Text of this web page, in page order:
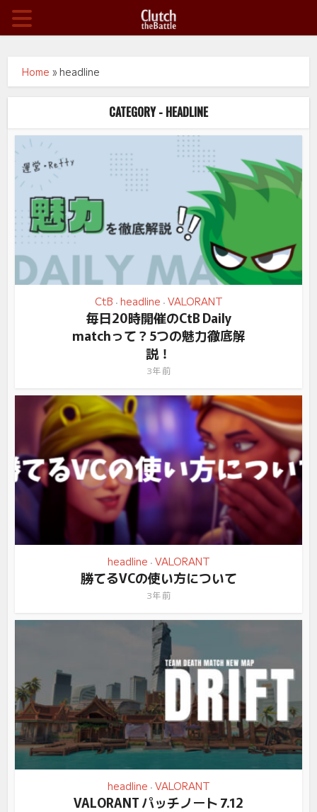
Home »headline
CATEGORY - HEADLINE
CtB • headline • VALORANT
毎日20時開催のCtB Daily
matchって？5つの魅力徹底解
説！
3年 前
headline • VALORANT
勝てるVCの使い方について
3年 前
headline • VALORANT
VALORANT パッチノート 7.12